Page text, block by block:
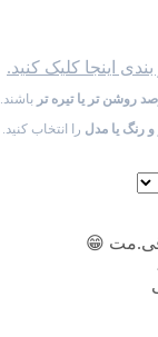
اینجا کلیک کنید.
باشند.
و رنگ یا مدل را انتخاب کنید.
قی.مت 😁